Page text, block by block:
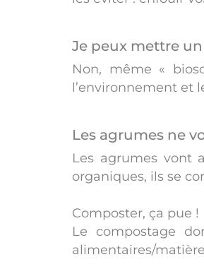
Je peux mettre
Non, même «
l’environnement et
Les agrumes ne
Les agrumes vont
organiques, ils se
Composter, ça pue !
Le compostage
alimentaires/